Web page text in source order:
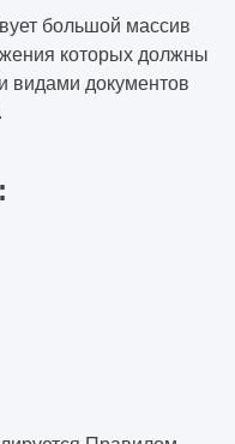
большой массив
которых должны
видами документов